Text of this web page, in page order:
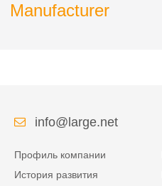
Manufacturer
info@large.net
Профиль компании
История развития